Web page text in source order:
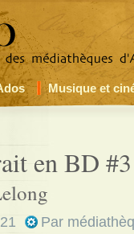
Musique et
en BD #3
Par